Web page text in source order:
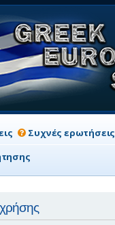
Συχνές ερωτήσεις